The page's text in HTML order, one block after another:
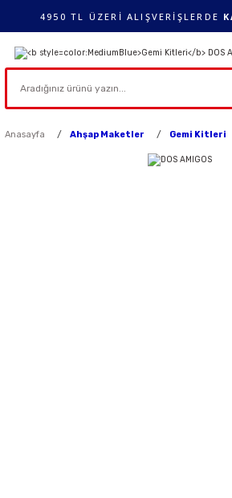
4950 TL ÜZERİ ALIŞVERİŞLERDE
Anasayfa Ahşap Maketler Gemi Kitleri